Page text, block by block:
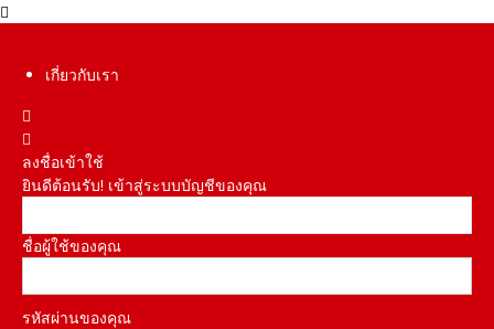
เกี่ยวกับเรา
ลงชื่อเข้าใช้
ยินดีต้อนรับ! เข้าสู่ระบบบัญชีของคุณ
ชื่อผู้ใช้ของคุณ
รหัสผ่านของคุณ